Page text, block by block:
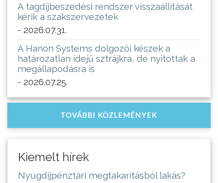
A tagdíjbeszedési rendszer visszaállítását
kérik a szakszervezetek
- 2026.07.31.
A Hanon Systems dolgozói készek a
határozatlan idejű sztrájkra, de nyitottak a
megállapodásra is
- 2026.07.25.
TOVÁBBI KÖZLEMÉNYEK
Kiemelt hírek
Nyugdíjpénztári megtakarításból lakás?